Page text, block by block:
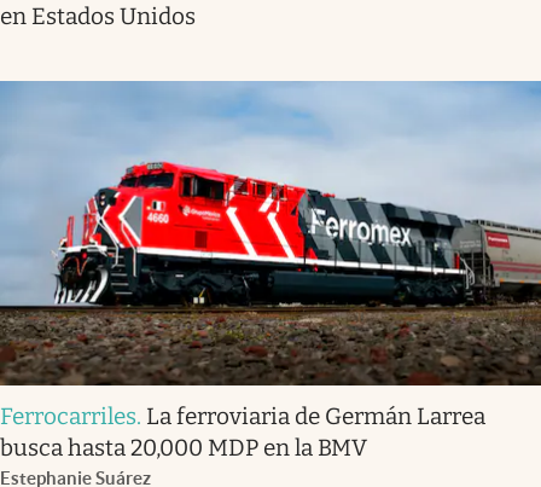
en Estados Unidos
Ferrocarriles. La ferroviaria de Germán Larrea
busca hasta 20,000 MDP en la BMV
Estephanie Suárez